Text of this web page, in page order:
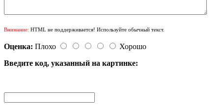
Внимание: HTML не поддерживается! Используйте обычный текст.
Оценка: Плохо
Хорошо
Введите код, указанный на картинке: